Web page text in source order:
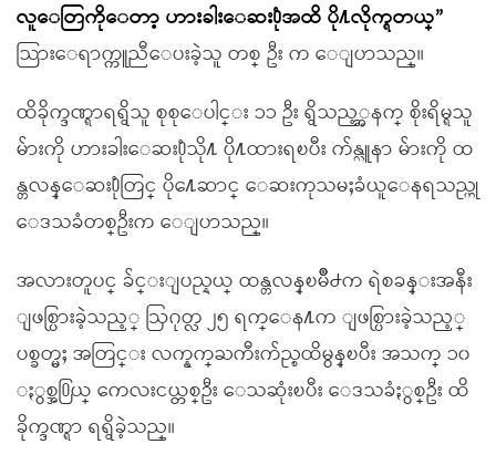
လူေတြကိုေတာ့ ဟားခါးေဆး႐ုံအထိ ပို႔လိုက္ရတယ္”
သြားေရာက္ကူညီေပးခဲ့သူ တစ္ ဦး က ေျပာသည္။
ထိခိုက္ဒဏ္ရာရရွိသူ စုစုေပါင္း ၁၁ ဦး ရွိသည့္အနက္ စိုးရိမ္ရသူ
မ်ားကို ဟားခါးေဆး႐ုံသို႔ ပို႔ထားရၿပီး က်န္လူနာ မ်ားကို ထ
န္တလန္ေဆး႐ုံတြင္ ပို႔ေဆာင္ ေဆးကုသမႈခံယူေနရသည္ဟု
ေဒသခံတစ္ဦးက ေျပာသည္။
အလားတူပင္ ခ်င္းျပည္နယ္ ထန္တလန္ၿမိဳ႕က ရဲစခန္းအနီး
ျဖစ္ပြားခဲ့သည့္ ဩဂုတ္လ ၂၅ ရက္ေန႔က ျဖစ္ပြားခဲ့သည့္
ပစ္ခတ္မႈ အတြင္း လက္နက္ႀကီးက်ည္စထိမွန္ၿပီး အသက္ ၁၀
ႏွစ္အ႐ြယ္ ကေလးငယ္တစ္ဦး ေသဆုံးၿပီး ေဒသခံႏွစ္ဦး ထိ
ခိုက္ဒဏ္ရာ ရရွိခဲ့သည္။